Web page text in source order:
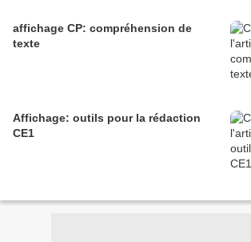
affichage CP: compréhension de
texte
Affichage: outils pour la rédaction
CE1